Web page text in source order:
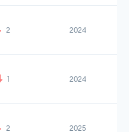
2 2024
1 2024
2 2025